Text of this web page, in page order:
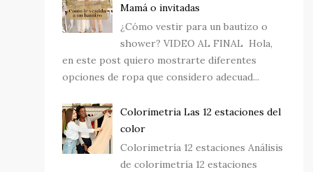
Mamá o invitadas
¿Cómo vestir para un bautizo o
shower? VIDEO AL FINAL Hola,
en este post quiero mostrarte diferentes
opciones de ropa que considero adecuad...
Colorimetria Las 12 estaciones del
color
Colorimetría 12 estaciones Análisis
de colorimetría 12 estaciones